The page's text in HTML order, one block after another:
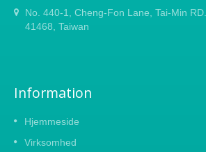
No. 440-1, Cheng-Fon Lane, Tai-Min
41468, Taiwan
Information
Hjemmeside
Virksomhed